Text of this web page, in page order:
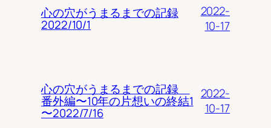
心の穴がうまるまでの記録
2022/10/1
2022-
10-17
心の穴がうまるまでの記録
番外編〜10年の片想いの終結1
〜2022/7/16
2022-
10-17